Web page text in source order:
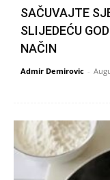
SAČUVAJTE
SLIJEDEĆU
NAČIN
Admir Demirovic -